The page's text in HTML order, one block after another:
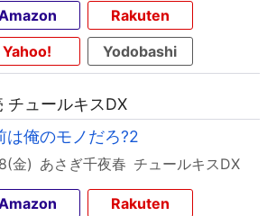
Rakuten
Yahoo!
Yodobashi
チュールキスDX
は俺のモノだろ?2
金) あさぎ千夜春 チュールキスDX
Rakuten